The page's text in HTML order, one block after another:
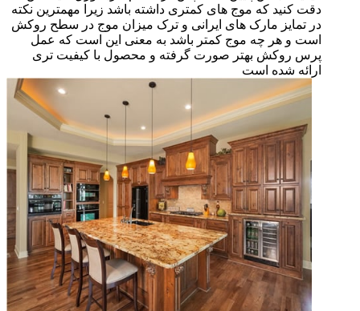
دقت کنید که موج های کمتری داشته باشد زیرا مهمترین نکته
در تمایز مارک های ایرانی و ترک میزان موج در سطح روکش
است و هر چه موج کمتر باشد به معنی این است که عمل
پرس روکش بهتر صورت گرفته و محصول با کیفیت تری
ارائه شده است